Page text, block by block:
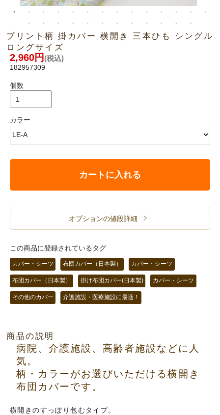
プリント柄 掛カバー 横開き 三本ひも シングル
ロングサイズ
2,960円(税込)
182957309
個数
カラー
カートに入れる
オプションの値段詳細
この商品に登録されているタグ
カバー・シーツ 布団カバー（日本製） カバー・シーツ
布団カバー（日本製） 掛け布団カバー(日本製) カバー・シーツ
その他のカバー 介護施設・医療施設に最適！
商品の説明
病院、介護施設、高齢者施設などに人
気。
柄・カラーがお選びいただける横開き
布団カバーです。
横開きのすっぽり包むタイプ。